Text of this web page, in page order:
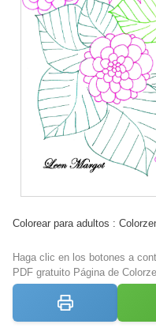
Colorear para adultos :
Haga clic en los botones a
PDF gratuito Página de